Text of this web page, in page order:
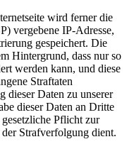
wird ferner die
vergebene IP-Adresse,
gespeichert. Die
Hintergrund, dass nur so
werden kann, und diese
Straftaten
dieser Daten zu unserer
dieser Daten an Dritte
Pflicht zur
Strafverfolgung dient.